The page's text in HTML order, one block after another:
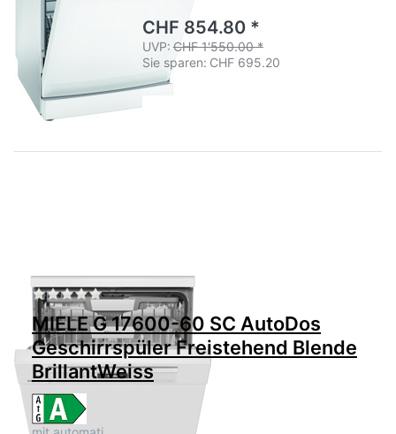
CHF 854.80 *
UVP: CHF 1'550.00 *
Sie sparen: CHF 695.20
MIELE Zu diesem Produkt liegen noch keine
MIELE G 17600-60 SC AutoDos
Geschirrspüler Freistehend Blende
BrillantWeiss